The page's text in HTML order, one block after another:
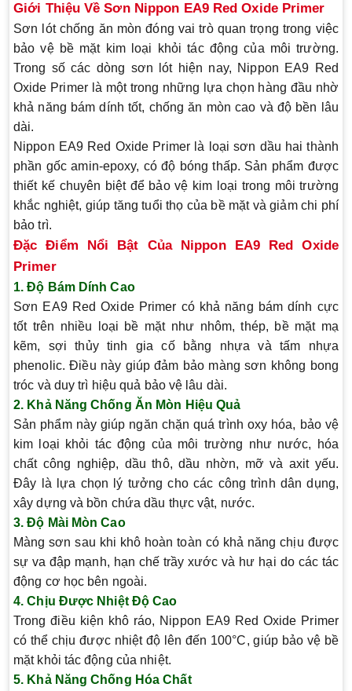
Giới Thiệu Về Sơn Nippon EA9 Red Oxide Primer
Sơn lót chống ăn mòn đóng vai trò quan trọng trong việc
bảo vệ bề mặt kim loại khỏi tác động của môi trường.
Trong số các dòng sơn lót hiện nay, Nippon EA9 Red
Oxide Primerlà một trong những lựa chọn hàng đầu nhờ
khả năng bám dính tốt, chống ăn mòn cao và độ bền lâu
dài.
Nippon EA9 Red Oxide Primer là loại sơn dầu hai thành
phần gốc amin-epoxy, có độ bóng thấp. Sản phẩm được
thiết kế chuyên biệt để bảo vệ kim loại trong môi trường
khắc nghiệt, giúp tăng tuổi thọ của bề mặt và giảm chi phí
bảo trì.
Đặc Điểm Nổi Bật Của Nippon EA9 Red Oxide
Primer
1. Độ Bám Dính Cao
Sơn EA9 Red Oxide Primer có khả năng bám dính cực
tốt trên nhiều loại bề mặt như nhôm, thép, bề mặt mạ
kẽm, sợi thủy tinh gia cố bằng nhựa và tấm nhựa
phenolic. Điều này giúp đảm bảo màng sơn không bong
tróc và duy trì hiệu quả bảo vệ lâu dài.
2. Khả Năng Chống Ăn Mòn Hiệu Quả
Sản phẩm này giúp ngăn chặn quá trình oxy hóa, bảo vệ
kim loại khỏi tác động của môi trường như nước, hóa
chất công nghiệp, dầu thô, dầu nhờn, mỡ và axit yếu.
Đây là lựa chọn lý tưởng cho các công trình dân dụng,
xây dựng và bồn chứa dầu thực vật, nước.
3. Độ Mài Mòn Cao
Màng sơn sau khi khô hoàn toàn có khả năng chịu được
sự va đập mạnh, hạn chế trầy xước và hư hại do các tác
động cơ học bên ngoài.
4. Chịu Được Nhiệt Độ Cao
Trong điều kiện khô ráo, Nippon EA9 Red Oxide Primer
có thể chịu được nhiệt độ lên đến 100°C, giúp bảo vệ bề
mặt khỏi tác động của nhiệt.
5. Khả Năng Chống Hóa Chất